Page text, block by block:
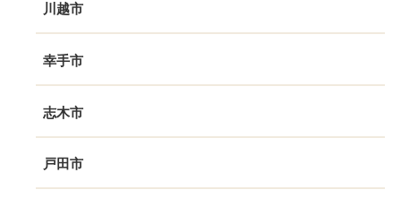
川越市
幸手市
志木市
戸田市